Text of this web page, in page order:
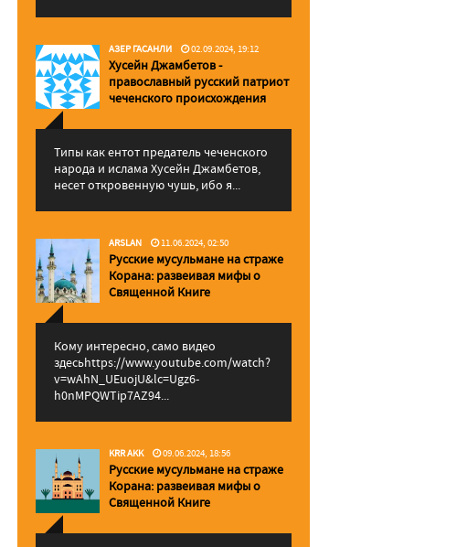
АЗЕР ГАСАНЛИ 02.09.2024, 19:12
Хусейн Джамбетов -
православный русский патриот
чеченского происхождения
Типы как ентот предатель чеченского
народа и ислама Хусейн Джамбетов,
несет откровенную чушь, ибо я...
ARSLAN 11.06.2024, 02:50
Русские мусульмане на страже
Корана: pазвеивая мифы о
Священной Книге
Кому интересно, само видео
здесьhttps://www.youtube.com/watch?
v=wAhN_UEuojU&lc=Ugz6-
h0nMPQWTip7AZ94...
KRR AKK 09.06.2024, 18:56
Русские мусульмане на страже
Корана: pазвеивая мифы о
Священной Книге